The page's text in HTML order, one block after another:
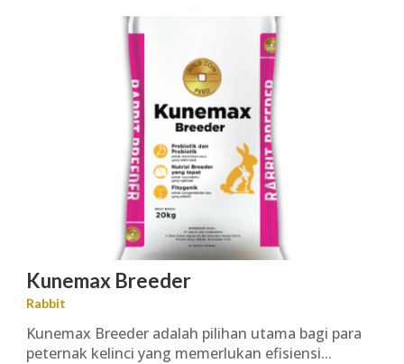
Rabbit
Kunemax Breeder
Kunemax Breeder adalah pilihan utama bagi para
peternak kelinci yang memerlukan efisiensi...